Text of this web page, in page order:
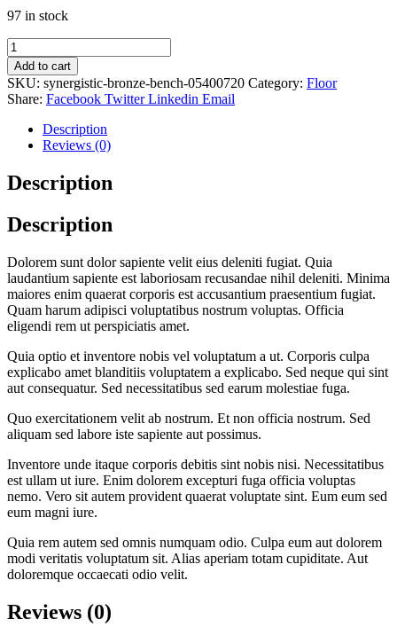
97 in stock
Synergistic
Bronze
Bench
quantity
Add to cart
SKU: synergistic-bronze-bench-05400720 Category: Floor
Share: Facebook Twitter Linkedin Email
Description
Reviews (0)
Description
Description
Dolorem sunt dolor sapiente velit eius deleniti fugiat. Quia
laudantium sapiente est laboriosam recusandae nihil deleniti. Minima
maiores enim quaerat corporis est accusantium praesentium fugiat.
Quam harum adipisci voluptatibus nostrum voluptas. Officia
eligendi rem ut perspiciatis amet.
Quia optio et inventore nobis vel voluptatum a ut. Corporis culpa
explicabo amet blanditiis voluptatem a explicabo. Sed neque qui sint
aut consequatur. Sed necessitatibus sed earum molestiae fuga.
Quo exercitationem velit ab nostrum. Et non officia nostrum. Sed
aliquam sed labore iste sapiente aut possimus.
Inventore unde itaque corporis debitis sint nobis nisi. Necessitatibus
est ullam ut iure. Enim dolorem excepturi fuga officia voluptas
nemo. Vero sit autem provident quaerat voluptate sint. Eum eum sed
eum magni iure.
Quia rem autem sed omnis numquam odio. Culpa eum aut dolorem
modi veritatis voluptatum sit. Alias aperiam totam cupiditate. Aut
doloremque occaecati odio velit.
Reviews (0)